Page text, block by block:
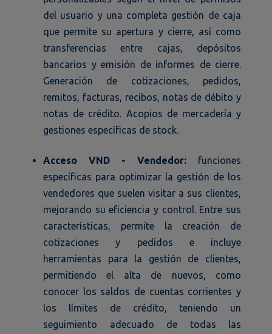
del usuario y una completa gestión de caja
que permite su apertura y cierre, así como
transferencias entre cajas, depósitos
bancarios y emisión de informes de cierre.
Generación de cotizaciones, pedidos,
remitos, facturas, recibos, notas de débito y
notas de crédito. Acopios de mercadería y
gestiones específicas de stock.
Acceso VND - Vendedor: funciones
específicas para optimizar la gestión de los
vendedores que suelen visitar a sus clientes,
mejorando su eficiencia y control. Entre sus
características, permite la creación de
cotizaciones y pedidos e incluye
herramientas para la gestión de clientes,
permitiendo el alta de nuevos, como
conocer los saldos de cuentas corrientes y
los límites de crédito, teniendo un
seguimiento adecuado de todas las